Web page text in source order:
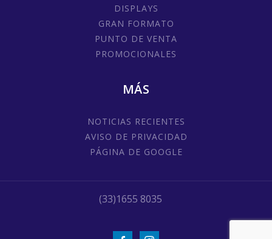
DISPLAYS
GRAN FORMATO
PUNTO DE VENTA
PROMOCIONALES
MÁS
NOTICIAS RECIENTES
AVISO DE PRIVACIDAD
PÁGINA DE GOOGLE
(33)1655 8035